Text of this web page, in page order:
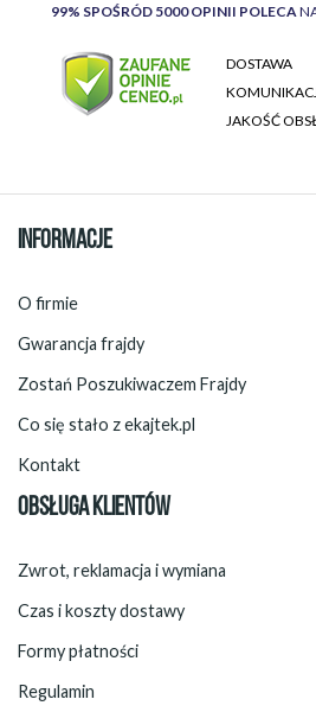
99% SPOŚRÓD 5000 OPINII POLECA
DOSTAWA
JAKOŚĆ
INFORMACJE
O firmie
Gwarancja frajdy
Zostań Poszukiwaczem Frajdy
Co się stało z ekajtek.pl
Kontakt
OBSŁUGA KLIENTÓW
Zwrot, reklamacja i wymiana
Czas i koszty dostawy
Formy płatności
Regulamin